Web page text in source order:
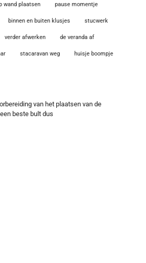
wand plaatsen pause momentje
binnen en buiten klusjes stucwerk
verder afwerken de veranda af
stacaravan weg huisje boompje
van het plaatsen van de
beste bult dus